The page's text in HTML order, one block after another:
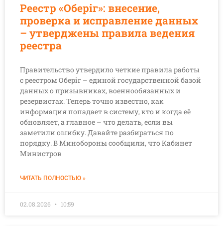
Реестр «Оберіг»: внесение,
проверка и исправление данных
– утверджены правила ведения
реестра
Правительство утвердило четкие правила работы
с реестром Оберіг – единой государственной базой
данных о призывниках, военнообязанных и
резервистах. Теперь точно известно, как
информация попадает в систему, кто и когда её
обновляет, а главное – что делать, если вы
заметили ошибку. Давайте разбираться по
порядку. В Минобороны сообщили, что Кабинет
Министров
ЧИТАТЬ ПОЛНОСТЬЮ »
02.08.2026 10:59